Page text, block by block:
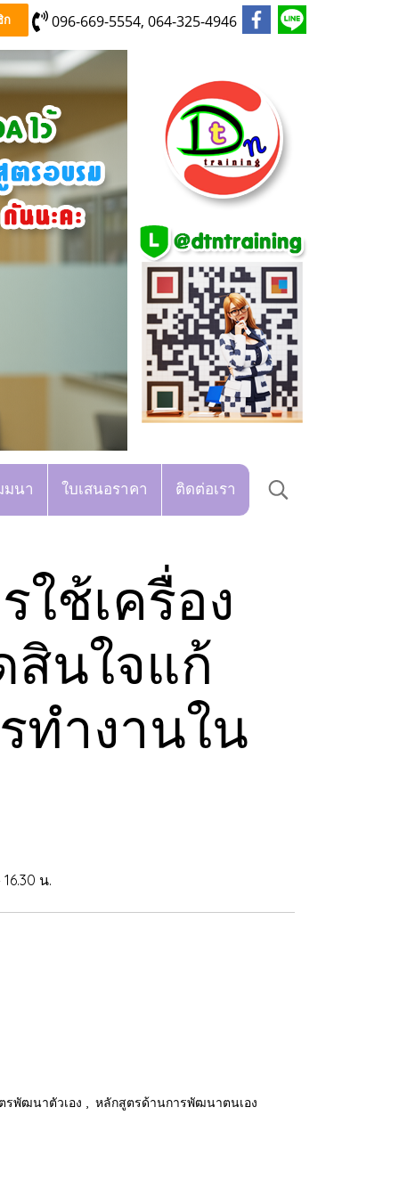
ก 096-669-5554, 064-325-4946
มนา ใบเสนอราคา ติดต่อเรา
ใช้เครื่อง
สินใจแก้
ทำงานใน
น.
รพัฒนาตัวเอง
หลักสูตรด้านการพัฒนาตนเอง